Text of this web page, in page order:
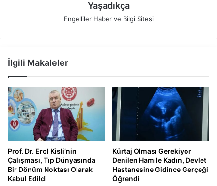
Yaşadıkça
Engelliler Haber ve Bilgi Sitesi
İlgili Makaleler
Prof. Dr. Erol Kisli’nin
Çalışması, Tıp Dünyasında
Bir Dönüm Noktası Olarak
Kabul Edildi
Kürtaj Olması Gerekiyor
Denilen Hamile Kadın, Devlet
Hastanesine Gidince Gerçeği
Öğrendi